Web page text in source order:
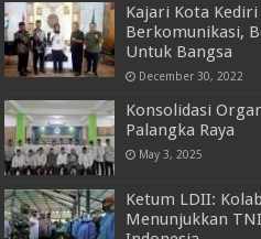
Kajari Kota
Berkomunikasi,
Untuk Bangsa
December 30, 2022
Konsolidasi
Palangka Raya
May 3, 2025
Ketum LDII:
Menunjukkan